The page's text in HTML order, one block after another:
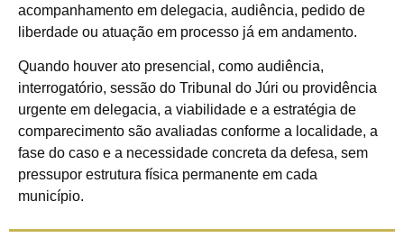
acompanhamento em delegacia, audiência, pedido de
liberdade ou atuação em processo já em andamento.
Quando houver ato presencial, como audiência,
interrogatório, sessão do Tribunal do Júri ou providência
urgente em delegacia, a viabilidade e a estratégia de
comparecimento são avaliadas conforme a localidade, a
fase do caso e a necessidade concreta da defesa, sem
pressupor estrutura física permanente em cada
município.